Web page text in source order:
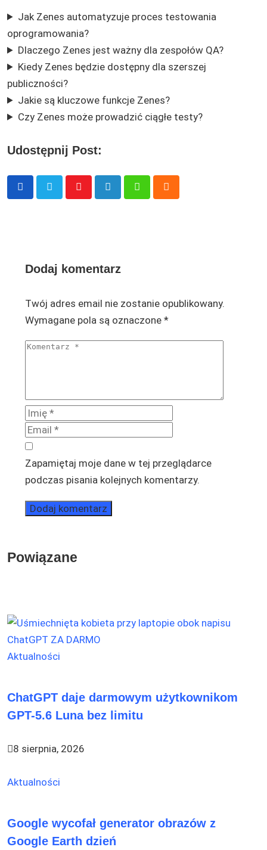
Jak Zenes automatyzuje proces testowania
oprogramowania?
Dlaczego Zenes jest ważny dla zespołów QA?
Kiedy Zenes będzie dostępny dla szerszej
publiczności?
Jakie są kluczowe funkcje Zenes?
Czy Zenes może prowadzić ciągłe testy?
Udostępnij Post:
Youtube LinkedIn WhatsappCloud
Dodaj komentarz
Twój adres email nie zostanie opublikowany.
Wymagane pola są oznaczone *
Zapamiętaj moje dane w tej przeglądarce
podczas pisania kolejnych komentarzy.
Powiązane
Aktualności
ChatGPT daje darmowym użytkownikom
GPT-5.6 Luna bez limitu
8 sierpnia, 2026
Aktualności
Google wycofał generator obrazów z
Google Earth dzień